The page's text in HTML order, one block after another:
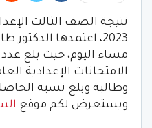
نتيجة الصف الثالث
2023، اعتمدها
مساء اليوم، حيث بلغ عدد
ويستعرض لكم موقع